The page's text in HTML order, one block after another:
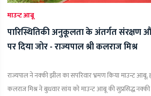
माउन्ट आबू
पारिस्थितिकी अनुकूलता के अंतर्गत संरक्षण
पर दिया जोर - राज्यपाल श्री कलराज मिश्र
राज्यपाल ने नक्की झील का सपरिवार भ्रमण किया माउन्ट आबू,
कलराज मिश्र ने बुधवार सांय को माउन्ट आबू की सुप्रसिद्ध